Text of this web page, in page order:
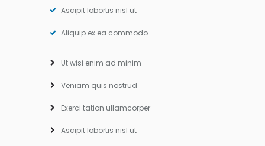
Ascipit lobortis nisl ut
Aliquip ex ea commodo
Ut wisi enim ad minim
Veniam quis nostrud
Exerci tation ullamcorper
Ascipit lobortis nisl ut